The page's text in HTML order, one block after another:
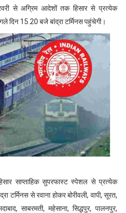
से अग्रिम आदेशों तक हिसार से प्रत्येक
दिन 15.20 बजे बांद्रा टर्मिनस पहुंचेगी।
साप्ताहिक सुपरफास्ट स्पेशल से प्रत्येक
टर्मिनस से रवाना होकर बोरीवली, वापी, सूरत,
साबरमती, महेसाना, सिद्धपुर, पालनपुर,